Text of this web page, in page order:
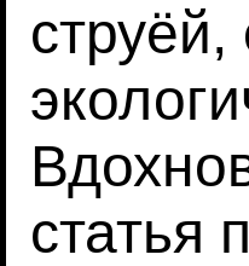
статья